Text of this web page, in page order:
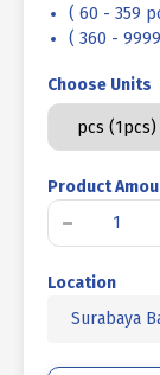
( 60 - 359
( 360 -
Choose Units
Product
-
Kuantitas
L
12.9
Location
Surabaya